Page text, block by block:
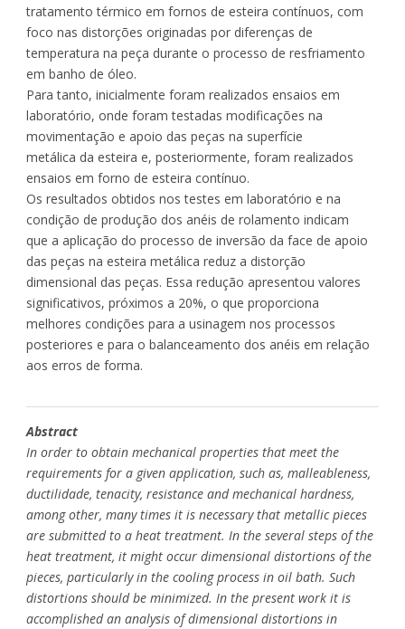
tratamento térmico em fornos de esteira contínuos, com
foco nas distorções originadas por diferenças de
temperatura na peça durante o processo de resfriamento
em banho de óleo.
Para tanto, inicialmente foram realizados ensaios em
laboratório, onde foram testadas modificações na
movimentação e apoio das peças na superfície
metálica da esteira e, posteriormente, foram realizados
ensaios em forno de esteira contínuo.
Os resultados obtidos nos testes em laboratório e na
condição de produção dos anéis de rolamento indicam
que a aplicação do processo de inversão da face de apoio
das peças na esteira metálica reduz a distorção
dimensional das peças. Essa redução apresentou valores
significativos, próximos a 20%, o que proporciona
melhores condições para a usinagem nos processos
posteriores e para o balanceamento dos anéis em relação
aos erros de forma.
Abstract
In order to obtain mechanical properties that meet the
requirements for a given application, such as, malleableness,
ductilidade, tenacity, resistance and mechanical hardness,
among other, many times it is necessary that metallic pieces
are submitted to a heat treatment. In the several steps of the
heat treatment, it might occur dimensional distortions of the
pieces, particularly in the cooling process in oil bath. Such
distortions should be minimized. In the present work it is
accomplished an analysis of dimensional distortions in